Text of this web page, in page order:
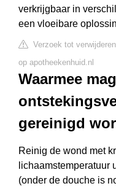
verkrijgbaar in
een vloeibare
Verzoek tot
op apotheekenhuid.nl
Waarmee
gereinigd
Reinig de wond met
lichaamstemperatuur
(onder de douche is